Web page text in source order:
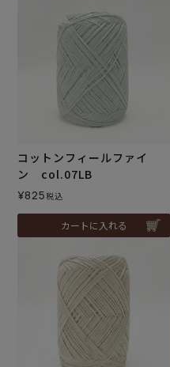
コットンフィールファイ
ン col.07LB
¥825税込
カートに入れる